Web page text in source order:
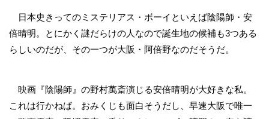
日本史きってのミステリアス・ボーイといえば陰陽師・安
倍晴明。とにかく謎だらけの人なので誕生地の候補も3つある
らしいのだが、その一つが大阪・阿倍野なのだそうだ。
映画『陰陽師』の野村萬斎演じる安倍晴明が大好きな私。
これは行かねば。おみくじも面白そうだし、早速大阪で唯一